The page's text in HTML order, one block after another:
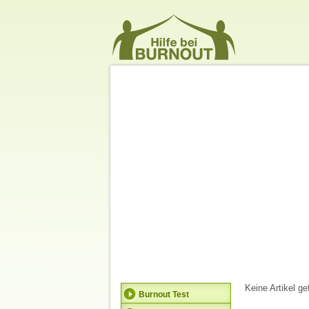
Keine Artikel
Burnout Test